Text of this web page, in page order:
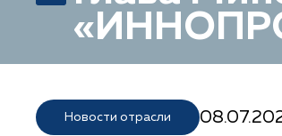
Новости отрасли